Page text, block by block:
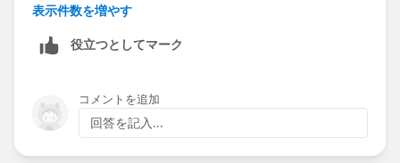
{
{
Public static void SchedulerMethod()
{
string con_exp= ‘0 0 1 * *
表示件数を増やす
役立つとしてマーク
コメントを追加
回答を記入...